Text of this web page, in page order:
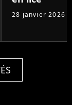
28 janvier 2026